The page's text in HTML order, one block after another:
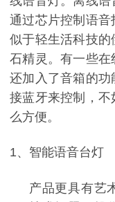
通过芯片控制语
似于轻生活科技
石精灵。有一些
还加入了音箱的功
接蓝牙来控制，
么方便。
1、智能语音台灯
产品更具有艺